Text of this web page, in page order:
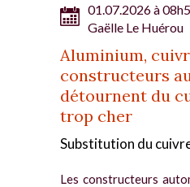
01.07.2026 à
Gaëlle Le Huérou
Aluminium,
constructeurs
détournent du
trop cher
Substitution du
Les constructeurs